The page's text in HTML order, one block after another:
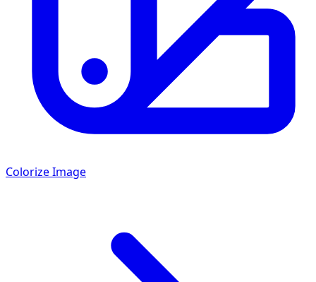
Colorize Image